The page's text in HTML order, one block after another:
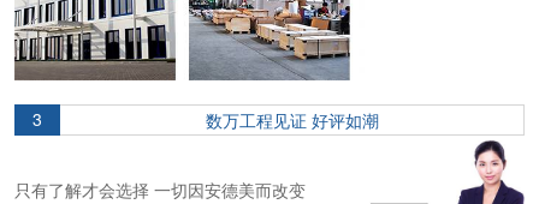
3 数万工程见证 好评如潮
只有了解才会选择 一切因安德美而改变